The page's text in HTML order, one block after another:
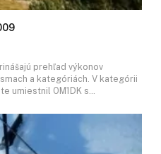
prehľad výkonov
a kategóriách. V kategórii
umiestnil OM1DK s…